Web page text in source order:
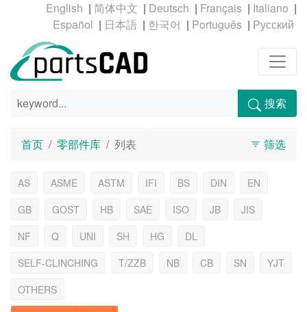
| | | |
|
|
| | |
搜索
首页 零部件库 列表 筛选
AS ASME ASTM IFI BS DIN
EN
GB
GOST HB SAE ISO JB
JIS
NF
Q UNI SH HG
DL
SELF-CLINCHING
T/ZZB NB CB SN
YJT
OTHERS